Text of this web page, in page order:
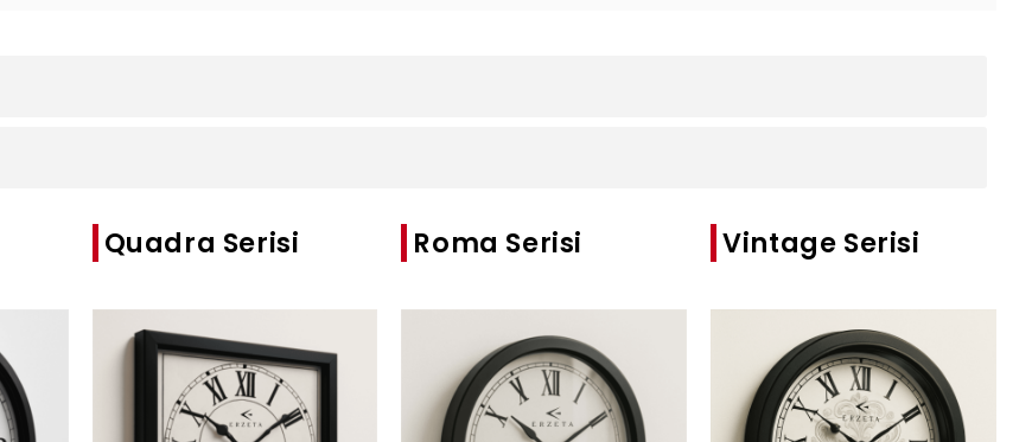
Quadra Serisi Roma Serisi Vintage Serisi